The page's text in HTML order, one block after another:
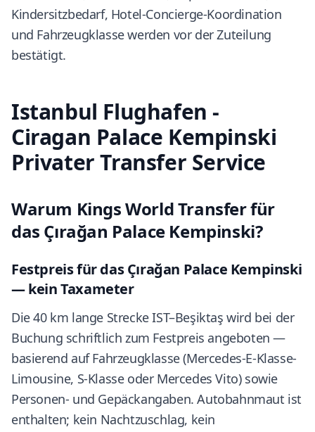
Kindersitzbedarf, Hotel-Concierge-Koordination
und Fahrzeugklasse werden vor der Zuteilung
bestätigt.
Istanbul Flughafen -
Ciragan Palace Kempinski
Privater Transfer Service
Warum Kings World Transfer für
das Çırağan Palace Kempinski?
Festpreis für das Çırağan Palace Kempinski
— kein Taxameter
Die 40 km lange Strecke IST–Beşiktaş wird bei der
Buchung schriftlich zum Festpreis angeboten —
basierend auf Fahrzeugklasse (Mercedes-E-Klasse-
Limousine, S-Klasse oder Mercedes Vito) sowie
Personen- und Gepäckangaben. Autobahnmaut ist
enthalten; kein Nachtzuschlag, kein